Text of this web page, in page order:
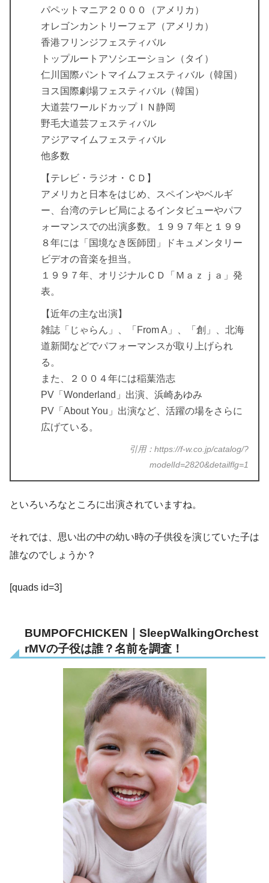
パペットマニア２０００（アメリカ）
オレゴンカントリーフェア（アメリカ）
香港フリンジフェスティバル
トップルートアソシエーション（タイ）
仁川国際パントマイムフェスティバル（韓国）
ヨス国際劇場フェスティバル（韓国）
大道芸ワールドカップＩＮ静岡
野毛大道芸フェスティバル
アジアマイムフェスティバル
他多数
【テレビ・ラジオ・ＣＤ】
アメリカと日本をはじめ、スペインやベルギ
ー、台湾のテレビ局によるインタビューやパフ
ォーマンスでの出演多数。１９９７年と１９９
８年には「国境なき医師団」ドキュメンタリー
ビデオの音楽を担当。
１９９７年、オリジナルＣＤ「Ｍａｚｊａ」発
表。
【近年の主な出演】
雑誌「じゃらん」、「From A」、「創」、北海
道新聞などでパフォーマンスが取り上げられ
る。
また、２００４年には稲葉浩志
PV「Wonderland」出演、浜崎あゆみ
PV「About You」出演など、活躍の場をさらに
広げている。
引用：https://f-w.co.jp/catalog/?
modelId=2820&detailflg=1
といろいろなところに出演されていますね。
それでは、思い出の中の幼い時の子供役を演じていた子は
誰なのでしょうか？
[quads id=3]
BUMPOFCHICKEN｜SleepWalkingOrchest
rMVの子役は誰？名前を調査！